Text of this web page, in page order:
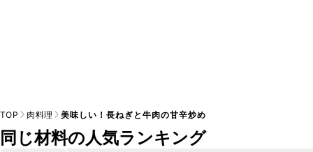
TOP 肉料理 美味しい！長ねぎと牛肉の甘辛炒め
同じ材料の人気ランキング